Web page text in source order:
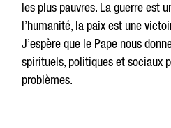
les plus pauvres. La guerre est
l’humanité, la paix est une
J’espère que le Pape nous
spirituels, politiques et sociaux
problèmes.